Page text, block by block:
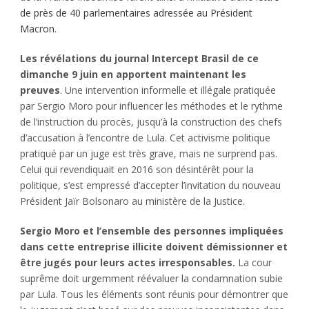
de près de 40 parlementaires adressée au Président
Macron.
Les révélations du journal Intercept Brasil de ce
dimanche 9 juin en apportent maintenant les
preuves. Une intervention informelle et illégale pratiquée
par Sergio Moro pour influencer les méthodes et le rythme
de l’instruction du procès, jusqu’à la construction des chefs
d’accusation à l’encontre de Lula. Cet activisme politique
pratiqué par un juge est très grave, mais ne surprend pas.
Celui qui revendiquait en 2016 son désintérêt pour la
politique, s’est empressé d’accepter l’invitation du nouveau
Président Jaïr Bolsonaro au ministère de la Justice.
Sergio Moro et l’ensemble des personnes impliquées
dans cette entreprise illicite doivent démissionner et
être jugés pour leurs actes irresponsables. La cour
suprême doit urgemment réévaluer la condamnation subie
par Lula. Tous les éléments sont réunis pour démontrer que